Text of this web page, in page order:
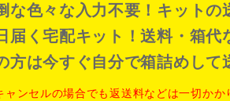
な色々な入力不要！キット
届く宅配キット！送料・箱代
方は今すぐ自分で箱詰めして
ンセルの場合でも返送料などは一切かか